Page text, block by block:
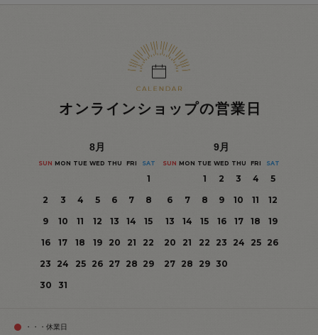
オンラインショップの営業日
8月
SUN MON TUE WED THU FRI SAT
1
2
3 4 5 6 7
8
9
10 11 12 13 14
15
16
17 18 19 20 21
22
23
24 25 26 27 28 29
30
31
9月
SUN MON TUE WED THU FRI SAT
1 2 3 4
5
6
7 8 9 10 11
12
13
14 15 16 17 18
19
20
21 22 23 24 25
26
27 28 29 30
・・・休業日